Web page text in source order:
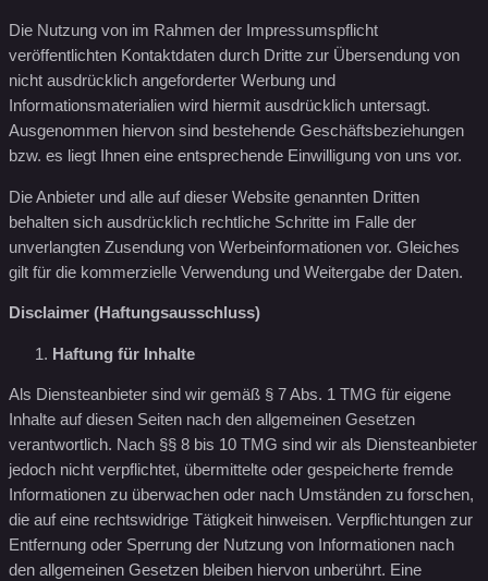
Die Nutzung von im Rahmen der Impressumspflicht
veröffentlichten Kontaktdaten durch Dritte zur Übersendung von
nicht ausdrücklich angeforderter Werbung und
Informationsmaterialien wird hiermit ausdrücklich untersagt.
Ausgenommen hiervon sind bestehende Geschäftsbeziehungen
bzw. es liegt Ihnen eine entsprechende Einwilligung von uns vor.
Die Anbieter und alle auf dieser Website genannten Dritten
behalten sich ausdrücklich rechtliche Schritte im Falle der
unverlangten Zusendung von Werbeinformationen vor. Gleiches
gilt für die kommerzielle Verwendung und Weitergabe der Daten.
Disclaimer (Haftungsausschluss)
Haftung für Inhalte
Als Diensteanbieter sind wir gemäß § 7 Abs. 1 TMG für eigene
Inhalte auf diesen Seiten nach den allgemeinen Gesetzen
verantwortlich. Nach §§ 8 bis 10 TMG sind wir als Diensteanbieter
jedoch nicht verpflichtet, übermittelte oder gespeicherte fremde
Informationen zu überwachen oder nach Umständen zu forschen,
die auf eine rechtswidrige Tätigkeit hinweisen. Verpflichtungen zur
Entfernung oder Sperrung der Nutzung von Informationen nach
den allgemeinen Gesetzen bleiben hiervon unberührt. Eine